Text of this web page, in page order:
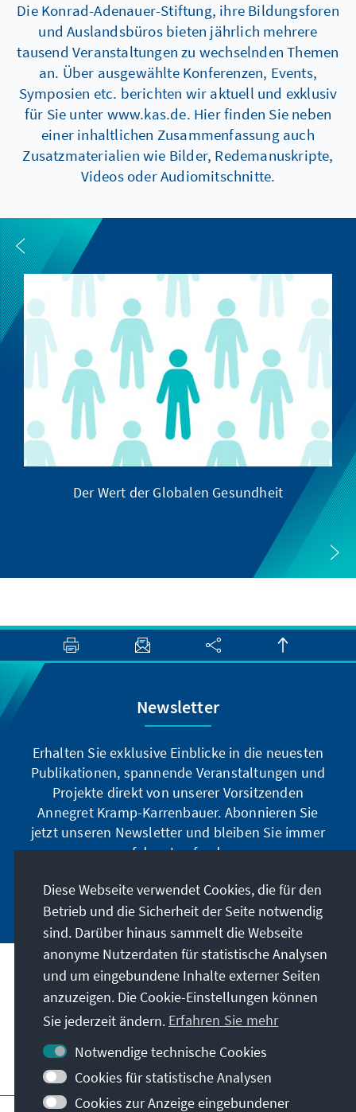
Die Konrad-Adenauer-Stiftung, ihre Bildungsforen
und Auslandsbüros bieten jährlich mehrere
tausend Veranstaltungen zu wechselnden Themen
an. Über ausgewählte Konferenzen, Events,
Symposien etc. berichten wir aktuell und exklusiv
für Sie unter www.kas.de. Hier finden Sie neben
einer inhaltlichen Zusammenfassung auch
Zusatzmaterialien wie Bilder, Redemanuskripte,
Videos oder Audiomitschnitte.
Der Wert der Globalen Gesundheit
Newsletter
Erhalten Sie exklusive Einblicke in die neuesten
Publikationen, spannende Veranstaltungen und
Projekte direkt von unserer Vorsitzenden
Annegret Kramp-Karrenbauer. Abonnieren Sie
jetzt unseren Newsletter und bleiben Sie immer
auf dem Laufenden.
Jetzt abonnieren
Unser Auftrag
Kontakt
Weitere Angebote der Stiftung
Diese Webseite verwendet Cookies, die für den
Betrieb und die Sicherheit der Seite notwendig
sind. Darüber hinaus sammelt die Webseite
anonyme Nutzerdaten für statistische Analysen
und um eingebundene Inhalte externer Seiten
anzuzeigen. Die Cookie-Einstellungen können
Sie jederzeit ändern. Erfahren Sie mehr
Notwendige technische Cookies
Cookies für statistische Analysen
Cookies zur Anzeige eingebundener